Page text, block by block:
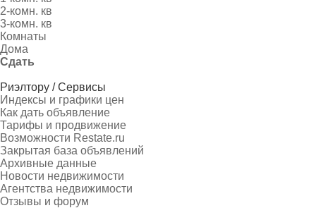
2-комн. кв
3-комн. кв
Комнаты
Дома
Сдать
Риэлтору / Сервисы
Индексы и графики цен
Как дать объявление
Тарифы и продвижение
Возможности Restate.ru
Закрытая база объявлений
Архивные данные
Новости недвижимости
Агентства недвижимости
Отзывы и форум